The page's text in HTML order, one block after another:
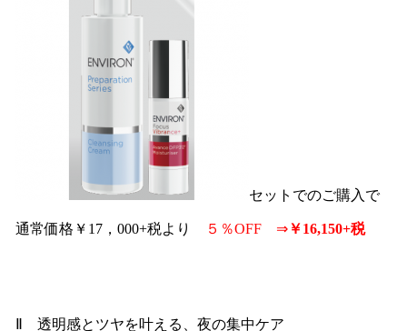
セットでのご購入で
通常価格￥17，000+税より ５％OFF ⇒￥16,150+税
Ⅱ 透明感とツヤを叶える、夜の集中ケア